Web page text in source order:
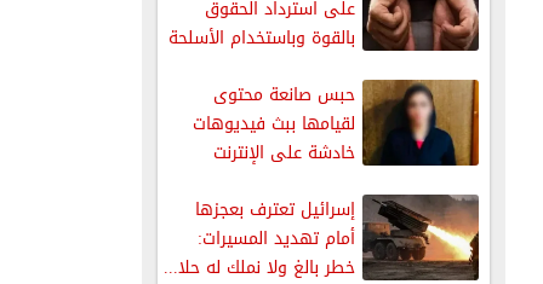
على استرداد الحقوق
بالقوة وباستخدام الأسلحة
حبس صانعة محتوى
لقيامها ببث فيديوهات
خادشة على الإنترنت
إسرائيل تعترف بعجزها
أمام تهديد المسيرات:
خطر بالغ ولا نملك له حلا...